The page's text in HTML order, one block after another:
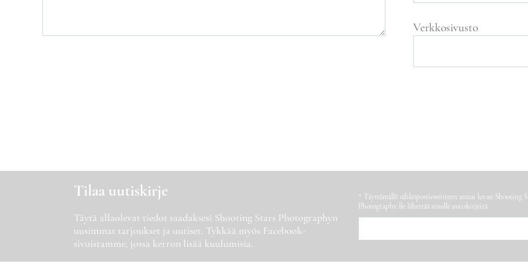
Verkkosivusto
Tilaa uutiskirje
Täytä allaolevat tiedot saadaksesi Shooting Stars Photographyn
uusimmat tarjoukset ja uutiset. Tykkää myös Facebook-
sivuistamme, jossa kerron lisää kuulumisia.
* Täyttämällä sähköpostiosoitteen annat luvan Shooting
Photography:lle lähettää sinulle uutiskirjeitä.